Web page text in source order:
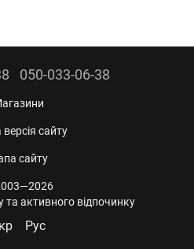
050-033-06-38
сайту
сайту
та активного відпочинку
Рус